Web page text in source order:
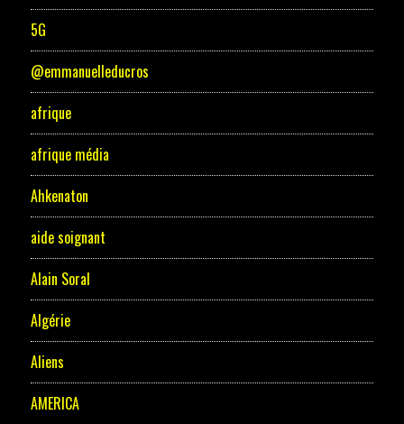
5G
@emmanuelleducros
afrique
afrique média
Ahkenaton
aide soignant
Alain Soral
Algérie
Aliens
AMERICA